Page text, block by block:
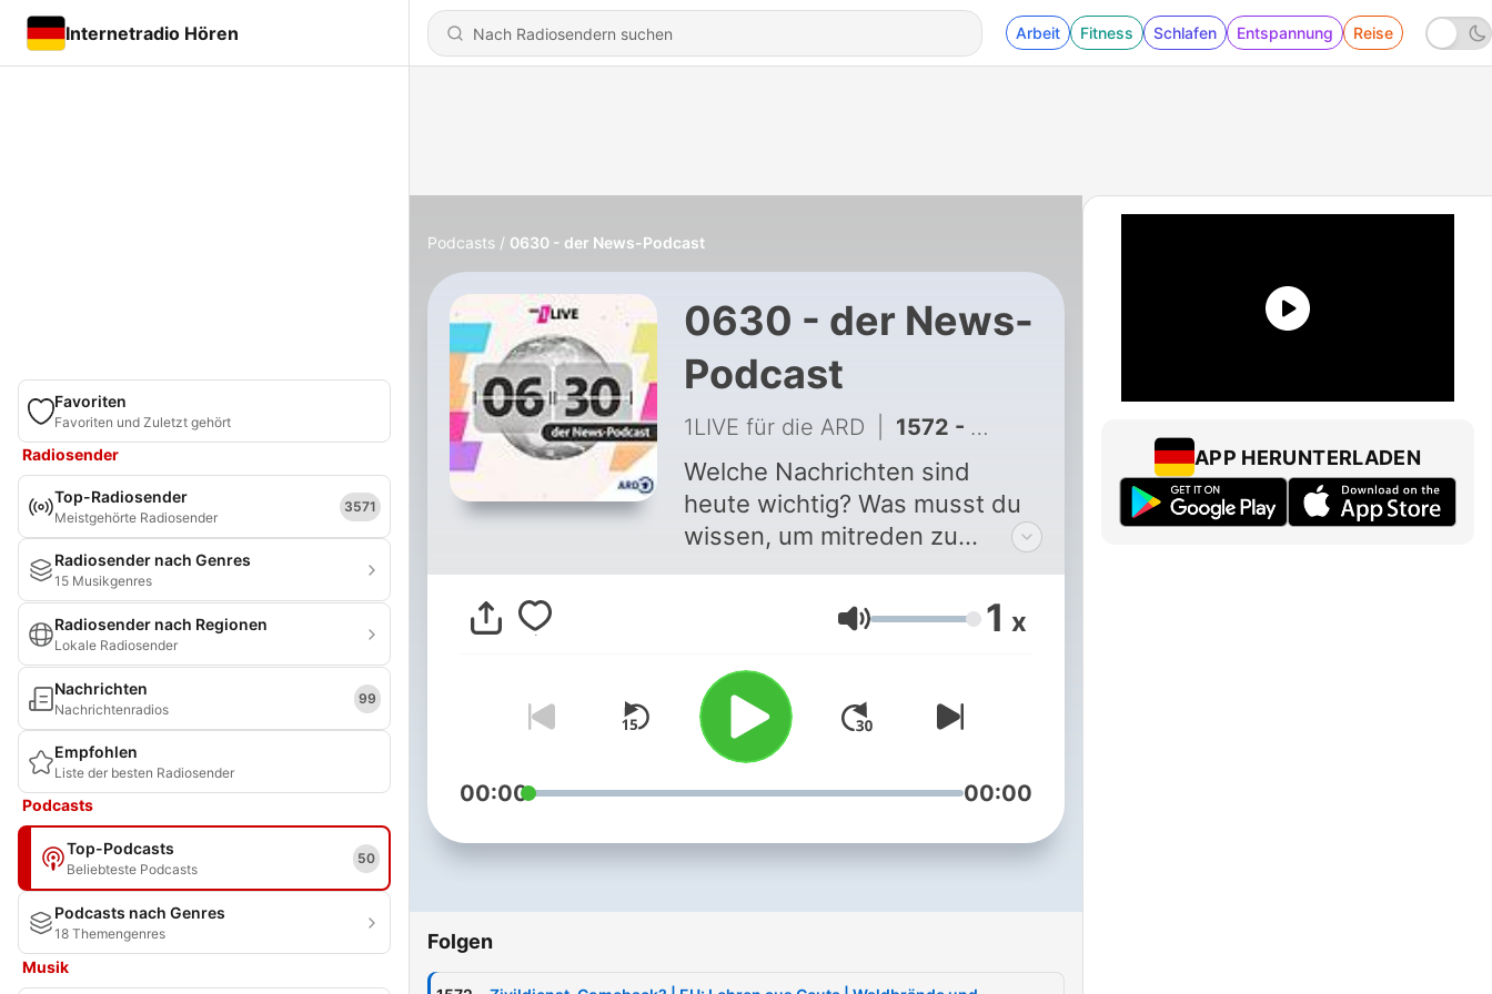
Internetradio Hören Arbeit Fitness Schlafen Entspannung Reise
Favoriten
Favoriten und Zuletzt gehört
Radiosender
Top-Radiosender
Meistgehörte Radiosender
3571
Radiosender nach Genres
15 Musikgenres
Radiosender nach Regionen
Lokale Radiosender
Nachrichten
Nachrichtenradios
99
Empfohlen
Liste der besten Radiosender
Podcasts
Top-Podcasts
Beliebteste Podcasts
50
Podcasts nach Genres
18 Themengenres
Musik
Podcasts 0630 - der News-Podcast
0630 - der News-
Podcast
1LIVE für die ARD 1572 - Zivildienst-Comeback? | EU: Lehren aus Ceuta | Waldbrände und Hitze-Folgen
Welche Nachrichten sind
heute wichtig? Was musst du
wissen, um mitreden zu
können? Wir haben die
Themen des Tages im Blick
und stehen ziemlich früh auf,
um sie dir zum Frühstück, im
Bad oder auf dem Weg zur
Arbeit zu servieren. Kompakt in
um die 20 Minuten. Um 06:30
Uhr sortieren dir Caro, Matthis,
oder Jan den Tag. Sie erklären
danach weißt, was heute los
Schreib eine Mail an
Lautstärke 1 x
00:00 00:00
Folgen
APP HERUNTERLADEN